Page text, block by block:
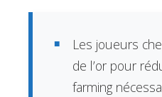
Les joueurs
de l’or pour
farming